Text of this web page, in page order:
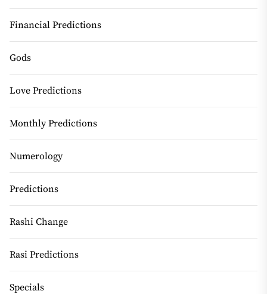
Financial Predictions
Gods
Love Predictions
Monthly Predictions
Numerology
Predictions
Rashi Change
Rasi Predictions
Specials